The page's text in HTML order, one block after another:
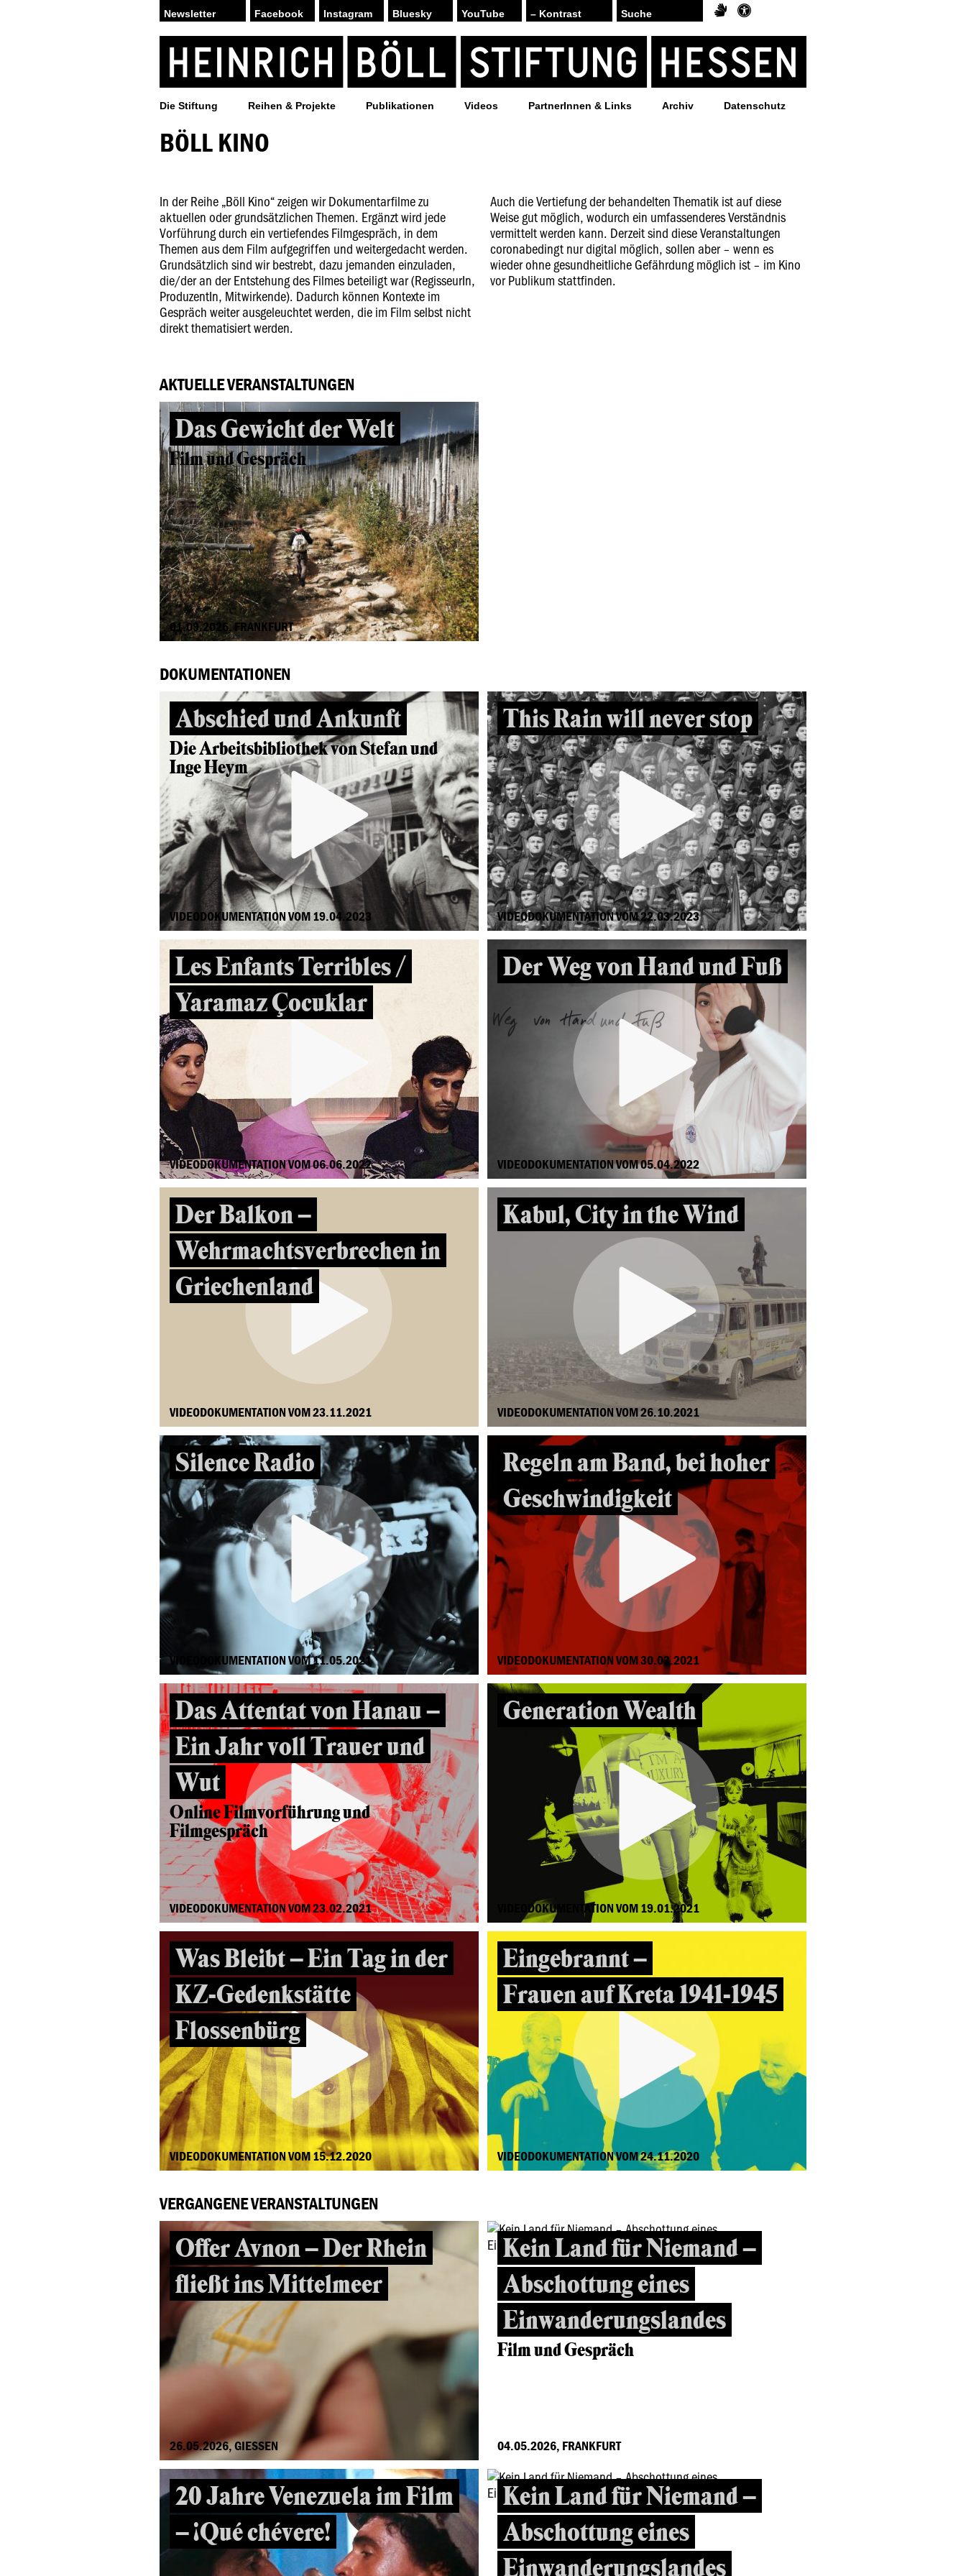
Facebook Instagram Bluesky YouTube – Kontrast
Die Stiftung Reihen & Projekte Publikationen Videos PartnerInnen & Links Archiv Datenschutz
BÖLL KINO
In der Reihe „Böll Kino“ zeigen wir Dokumentarfilme zu
aktuellen oder grundsätzlichen Themen. Ergänzt wird jede
Vorführung durch ein vertiefendes Filmgespräch, in dem
Themen aus dem Film aufgegriffen und weitergedacht werden.
Grundsätzlich sind wir bestrebt, dazu jemanden einzuladen,
die/der an der Entstehung des Filmes beteiligt war (RegisseurIn,
ProduzentIn, Mitwirkende). Dadurch können Kontexte im
Gespräch weiter ausgeleuchtet werden, die im Film selbst nicht
direkt thematisiert werden.
Auch die Vertiefung der behandelten Thematik ist auf diese
Weise gut möglich, wodurch ein umfassenderes Verständnis
vermittelt werden kann. Derzeit sind diese Veranstaltungen
coronabedingt nur digital möglich, sollen aber – wenn es
wieder ohne gesundheitliche Gefährdung möglich ist – im Kino
vor Publikum stattfinden.
AKTUELLE VERANSTALTUNGEN
Das Gewicht der Welt
Film und Gespräch
01.09.2026, FRANKFURT
DOKUMENTATIONEN
Abschied und Ankunft
Die Arbeitsbibliothek von Stefan und
Inge Heym
VIDEODOKUMENTATION VOM 19.04.2023
This Rain will never stop
VIDEODOKUMENTATION VOM 22.03.2023
Les Enfants Terribles /
Yaramaz Çocuklar
VIDEODOKUMENTATION VOM 06.06.2022
Der Weg von Hand und Fuß
VIDEODOKUMENTATION VOM 05.04.2022
Der Balkon –
Wehrmachtsverbrechen in
Griechenland
VIDEODOKUMENTATION VOM 23.11.2021
Kabul, City in the Wind
VIDEODOKUMENTATION VOM 26.10.2021
Silence Radio
VIDEODOKUMENTATION VOM 11.05.2021
Regeln am Band, bei hoher
Geschwindigkeit
VIDEODOKUMENTATION VOM 30.03.2021
Das Attentat von Hanau –
Ein Jahr voll Trauer und
Wut
Online Filmvorführung und
Filmgespräch
VIDEODOKUMENTATION VOM 23.02.2021
Generation Wealth
VIDEODOKUMENTATION VOM 19.01.2021
Was Bleibt – Ein Tag in der
KZ-Gedenkstätte
Flossenbürg
VIDEODOKUMENTATION VOM 15.12.2020
Eingebrannt –
Frauen auf Kreta 1941-1945
VIDEODOKUMENTATION VOM 24.11.2020
VERGANGENE VERANSTALTUNGEN
Offer Avnon – Der Rhein
fließt ins Mittelmeer
26.05.2026, GIESSEN
Kein Land für Niemand –
Abschottung eines
Einwanderungslandes
Film und Gespräch
04.05.2026, FRANKFURT
20 Jahre Venezuela im Film
– ¡Qué chévere!
Kein Land für Niemand –
Abschottung eines
Einwanderungslandes